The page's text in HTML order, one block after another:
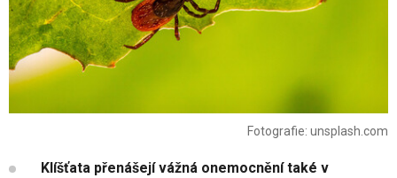
Fotografie: unsplash.com
Klíšťata přenášejí vážná onemocnění také v